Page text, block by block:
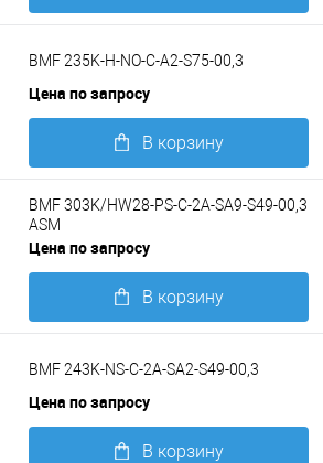
BMF 235K-H-NO-C-A2-S75-00,3
Цена по запросу
В корзину
Подробнее
BMF 303K/HW28-PS-C-2A-SA9-S49-00,3
ASM
Цена по запросу
В корзину
BMF 243K-NS-C-2A-SA2-S49-00,3
Цена по запросу
В корзину